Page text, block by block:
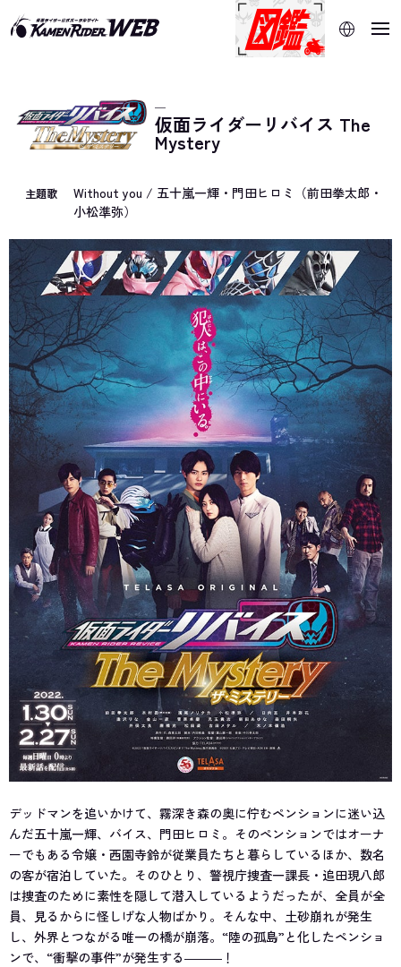
当サイトでは、機械的な自動翻訳サービスを使用していま
す。指定した言語に切り替わらないページは、ブラウザの翻
訳機能をご利用ください。
─
仮面ライダーリバイス The
Mystery
主題歌
Without you / 五十嵐一輝・門田ヒロミ（前田拳太郎・
小松準弥）
デッドマンを追いかけて、霧深き森の奥に佇むペンションに迷い込
んだ五十嵐一輝、バイス、門田ヒロミ。そのペンションではオーナ
ーでもある令嬢・西園寺鈴が従業員たちと暮らしているほか、数名
の客が宿泊していた。そのひとり、警視庁捜査一課長・追田現八郎
は捜査のために素性を隠して潜入しているようだったが、全員が全
員、見るからに怪しげな人物ばかり。そんな中、土砂崩れが発生
し、外界とつながる唯一の橋が崩落。“陸の孤島”と化したペンショ
ンで、“衝撃の事件”が発生する―――！